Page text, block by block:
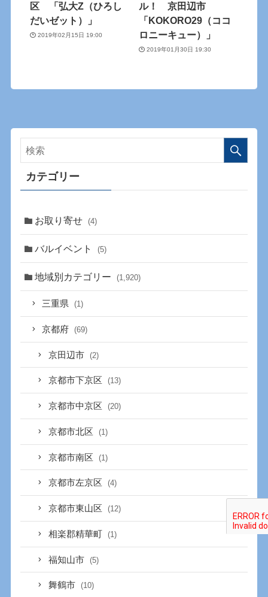
区 「弘大Z（ひろし
だいゼット）」
2019年02月15日 19:00
ル！ 京田辺市
「KOKORO29（ココ
ロニーキュー）」
2019年01月30日 19:30
カテゴリー
お取り寄せ (4)
バルイベント (5)
地域別カテゴリー (1,920)
三重県 (1)
京都府 (69)
京田辺市 (2)
京都市下京区 (13)
京都市中京区 (20)
京都市北区 (1)
京都市南区 (1)
京都市左京区 (4)
京都市東山区 (12)
相楽郡精華町 (1)
福知山市 (5)
舞鶴市 (10)